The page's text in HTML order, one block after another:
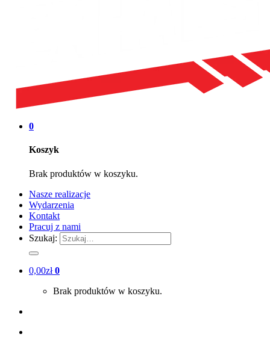
0
Koszyk
Brak produktów w koszyku.
Nasze realizacje
Wydarzenia
Kontakt
Pracuj z nami
Szukaj:
0,00zł 0
Brak produktów w koszyku.